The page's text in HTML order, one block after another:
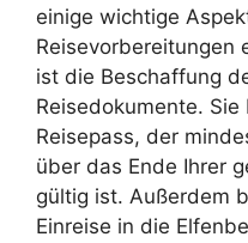
einige wichtige
Reisevorbereitungen
ist die Beschaffung
Reisedokumente.
Reisepass, der
über das Ende Ihrer
gültig ist. Außerdem
Einreise in die